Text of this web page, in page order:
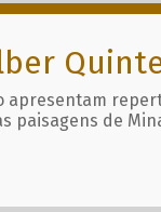
apresentam
paisagens de